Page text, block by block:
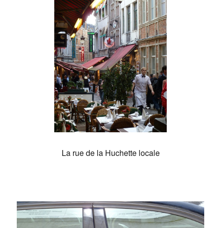
La rue de la Huchette locale